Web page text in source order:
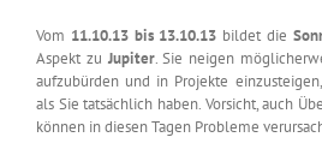
Vom 11.10.13 bis 13.10.13 bildet die
Aspekt zu Jupiter. Sie neigen
aufzubürden und in Projekte
als Sie tatsächlich haben. Vorsicht, auch
können in diesen Tagen Probleme